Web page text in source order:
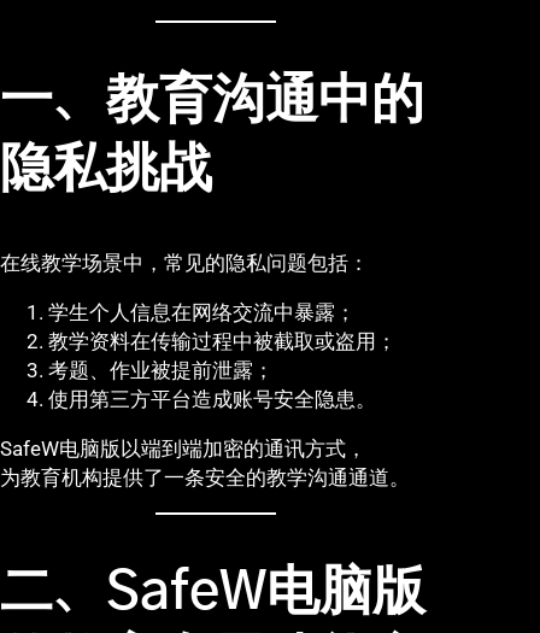
一、教育沟通中的
隐私挑战
在线教学场景中，常见的隐私问题包括：
学生个人信息在网络交流中暴露；
教学资料在传输过程中被截取或盗用；
考题、作业被提前泄露；
使用第三方平台造成账号安全隐患。
SafeW电脑版以端到端加密的通讯方式，
为教育机构提供了一条安全的教学沟通通道。
二、SafeW电脑版